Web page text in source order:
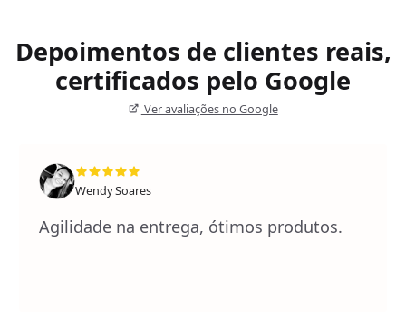
Depoimentos de clientes reais,
certificados pelo Google
Ver avaliações no Google
Wendy Soares
Agilidade na entrega, ótimos produtos.